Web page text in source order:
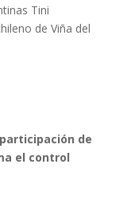
Tini
de Viña del
de
el control